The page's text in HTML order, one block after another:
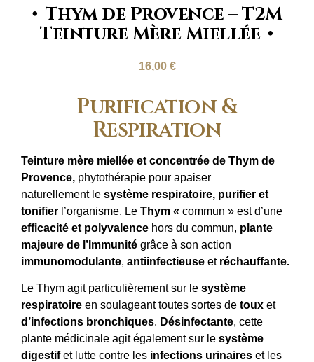
Thym de Provence – T2M
Teinture Mère Miellée
16,00 €
Purification &
Respiration
Teinture mère miellée et concentrée de Thym de
Provence, phytothérapie pour apaiser
naturellement le système respiratoire, purifier et
tonifier l’organisme. Le Thym « commun » est d’une
efficacité et polyvalence hors du commun, plante
majeure de l’Immunité grâce à son action
immunomodulante, antiinfectieuse etréchauffante.
Le Thym agit particulièrement sur le système
respiratoire en soulageant toutes sortes de toux et
d’infections bronchiques. Désinfectante, cette
plante médicinale agit également sur le système
digestifet lutte contre les infections urinaires et les